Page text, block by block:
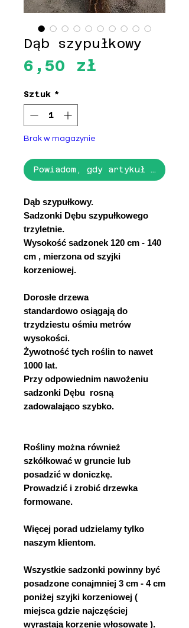
Dąb szypułkowy
6,50 zł
Sztuk *
Brak w magazynie
Powiadom, gdy artykuł będzie
Dąb szypułkowy.
Sadzonki Dębu szypułkowego
trzyletnie.
Wysokość sadzonek 120 cm - 140
cm , mierzona od szyjki
korzeniowej.
Dorosłe drzewa
standardowo osiągają do
trzydziestu ośmiu metrów
wysokości.
Żywotność tych roślin to nawet
1000 lat.
Przy odpowiednim nawożeniu
sadzonki Dębu rosną
zadowalająco szybko.
Rośliny można również
szkółkować w gruncie lub
posadzić w doniczkę.
Prowadzić i zrobić drzewka
formowane.
Więcej porad udzielamy tylko
naszym klientom.
Wszystkie sadzonki powinny być
posadzone conajmniej 3 cm - 4 cm
poniżej szyjki korzeniowej (
miejsca gdzie najczęściej
wyrastają korzenie włosowate ).